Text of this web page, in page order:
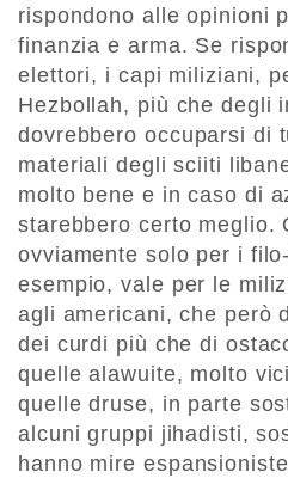
rispondono alle opinioni
finanzia e arma. Se
elettori, i capi miliziani,
Hezbollah, più che degli
dovrebbero occuparsi di
materiali degli sciiti
molto bene e in caso di
starebbero certo meglio.
ovviamente solo per i
esempio, vale per le
agli americani, che però
dei curdi più che di
quelle alawuite, molto
quelle druse, in parte
alcuni gruppi jihadisti,
hanno mire